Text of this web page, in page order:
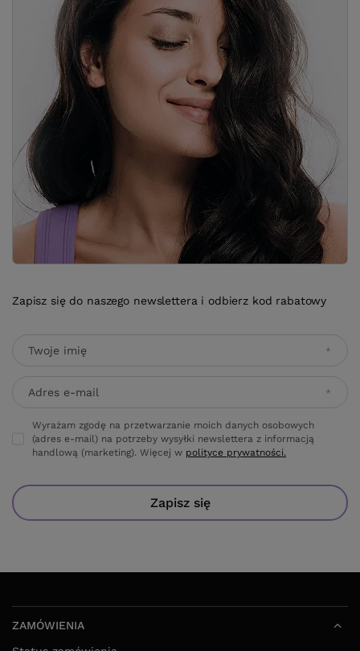
Zapisz się do naszego newslettera i odbierz kod rabatowy
Twoje imię
Adres e-mail
Wyrażam zgodę na przetwarzanie moich danych osobowych
(adres e-mail) na potrzeby wysyłki newslettera z informacją
handlową (marketing). Więcej w polityce prywatności.
Zapisz się
ZAMÓWIENIA